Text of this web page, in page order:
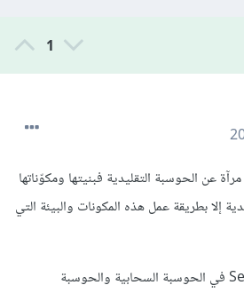
1
عن الحوسبة التقليدية فبنيتها ومكوّناتها
إلا بطريقة عمل هذه المكونات والبيئة التي
فمثلًا توجد الخوادم Servers في الحوسبة السحابية والحوسبة